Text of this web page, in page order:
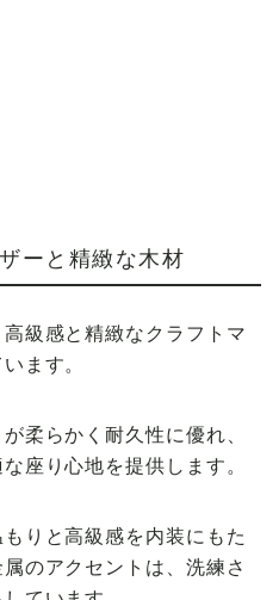
ーと精緻な木材
級感と精緻なクラフトマ
ます。
柔らかく耐久性に優れ、
座り心地を提供します。
りと高級感を内装にもた
のアクセントは、洗練さ